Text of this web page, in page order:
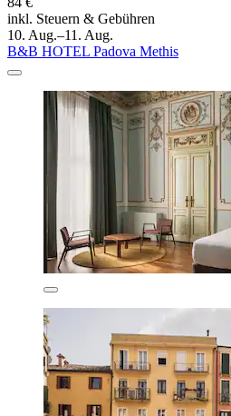
inkl. Steuern & Gebühren
10. Aug.–11. Aug.
B&B HOTEL Padova Methis